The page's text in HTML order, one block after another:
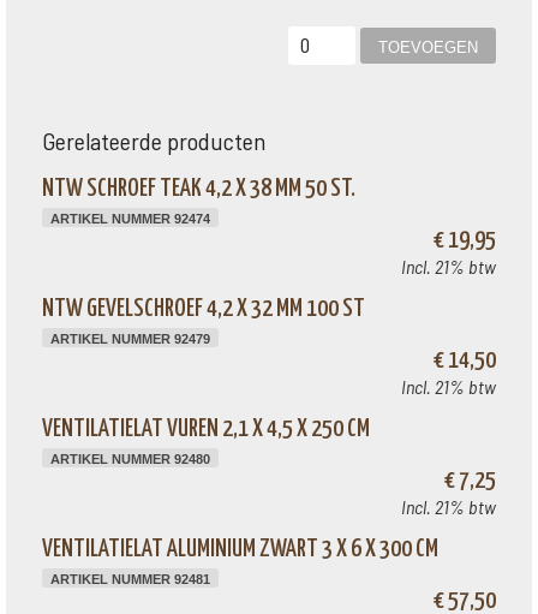
Gerelateerde producten
NTW SCHROEF TEAK 4,2 X 38 MM 50 ST.
ARTIKEL NUMMER 92474
€ 19,95
Incl. 21% btw
NTW GEVELSCHROEF 4,2 X 32 MM 100 ST
ARTIKEL NUMMER 92479
€ 14,50
Incl. 21% btw
VENTILATIELAT VUREN 2,1 X 4,5 X 250 CM
ARTIKEL NUMMER 92480
€ 7,25
Incl. 21% btw
VENTILATIELAT ALUMINIUM ZWART 3 X 6 X 300 CM
ARTIKEL NUMMER 92481
€ 57,50